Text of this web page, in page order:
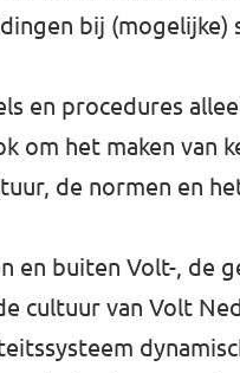
bij (mogelijke)
en procedures
om het maken van
de normen en
en buiten Volt-, de
cultuur van Volt